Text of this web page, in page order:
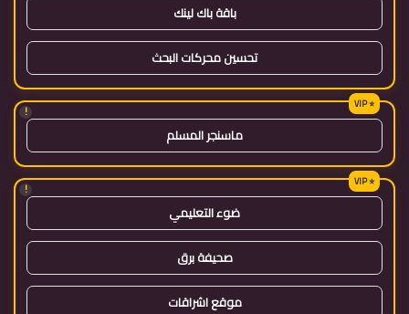
باقة باك لينك
تحسين محركات البحث
!
ماسنجر المسلم
!
ضوء التعليمي
صحيفة برق
موقع اشراقات